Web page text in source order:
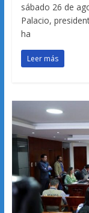
sábado 26 de
Palacio,
ha
Leer más